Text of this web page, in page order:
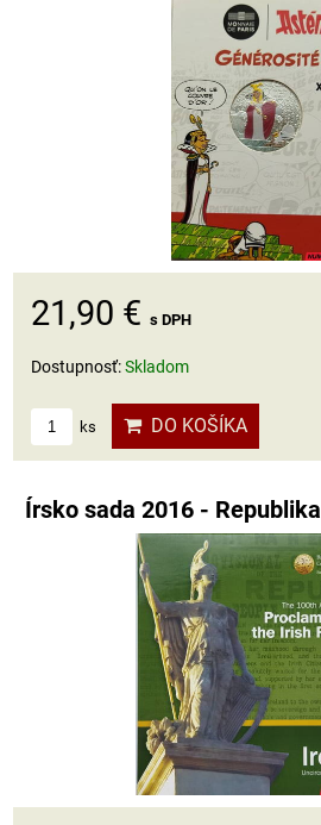
21,90 € s DPH
Dostupnosť:Skladom
ks DO KOŠÍKA
Írsko sada 2016 - Republika